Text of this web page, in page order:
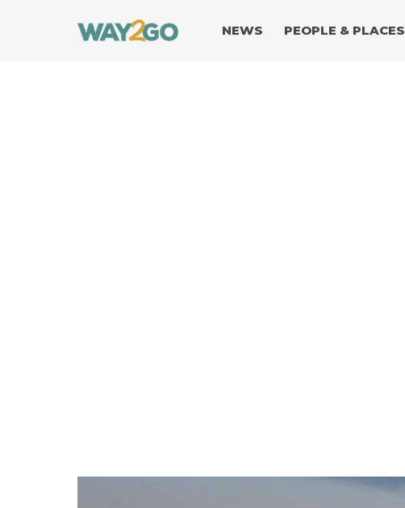
NEWS PEOPLE & PLACES